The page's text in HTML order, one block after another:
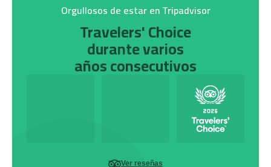
Orgullosos de estar en Tripadvisor
Travelers' Choice
durante varios
años consecutivos
Ver reseñas